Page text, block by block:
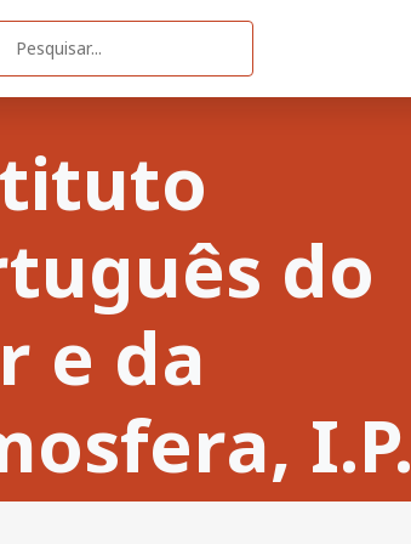
Pesquisar...
do
e da
I.P.